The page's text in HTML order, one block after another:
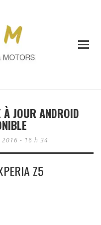
JOUR ANDROID
2016 - 16 h 34
Z5